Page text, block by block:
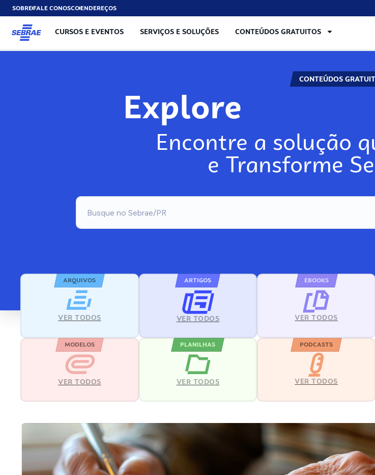
SOBREFALE CONOSCOENDEREÇOS
CURSOS E EVENTOS SERVIÇOS E SOLUÇÕES CONTEÚDOS GRATUITOS
CONTEÚDOS
Explore
Encontre a solução
e Transforme
ARQUIVOS
VER TODOS
ARTIGOS
VER TODOS
EBOOKS
VER TODOS
MODELOS
VER TODOS
PLANILHAS
VER TODOS
PODCASTS
VER TODOS